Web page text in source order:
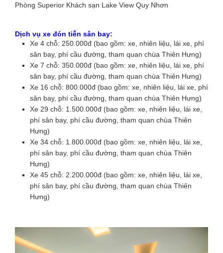
Phòng Superior Khách sạn Lake View Quy Nhơn
Dịch vụ xe đón tiễn sân bay:
Xe 4 chỗ: 250.000đ (bao gồm: xe, nhiên liệu, lái xe, phí
sân bay, phí cầu đường, tham quan chùa Thiên Hưng)
Xe 7 chỗ: 350.000đ (bao gồm: xe, nhiên liệu, lái xe, phí
sân bay, phí cầu đường, tham quan chùa Thiên Hưng)
Xe 16 chỗ: 800.000đ (bao gồm: xe, nhiên liệu, lái xe, phí
sân bay, phí cầu đường, tham quan chùa Thiên Hưng)
Xe 29 chỗ: 1.500.000đ (bao gồm: xe, nhiên liệu, lái xe,
phí sân bay, phí cầu đường, tham quan chùa Thiên
Hưng)
Xe 34 chỗ: 1.800.000đ (bao gồm: xe, nhiên liệu, lái xe,
phí sân bay, phí cầu đường, tham quan chùa Thiên
Hưng)
Xe 45 chỗ: 2.200.000đ (bao gồm: xe, nhiên liệu, lái xe,
phí sân bay, phí cầu đường, tham quan chùa Thiên
Hưng)